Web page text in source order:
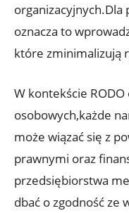
oznacza to
które zminimalizują
W kontekście
osobowych,każde
może wiązać się z
prawnymi oraz
przedsiębiorstwa
dbać o zgodność ze